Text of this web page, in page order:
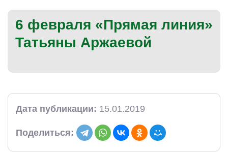
6 февраля «Прямая линия»
Татьяны Аржаевой
Дата публикации: 15.01.2019
Поделиться: